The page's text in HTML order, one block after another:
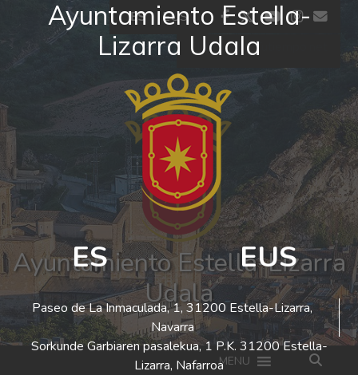
Ayuntamiento Estella-
Lizarra Udala
ES EUS
Paseo de La Inmaculada, 1, 31200 Estella-Lizarra,
Navarra
Sorkunde Garbiaren pasalekua, 1 P.K. 31200 Estella-
Lizarra, Nafarroa
Ir al contenido ES EUS facebook
twitter
youtube
El tiempo - Tutiempo.net
Ayuntamiento Estella-Lizarra
Udala
MENU